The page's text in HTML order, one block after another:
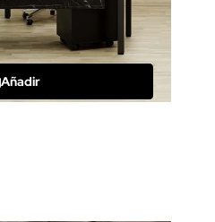
Añadir